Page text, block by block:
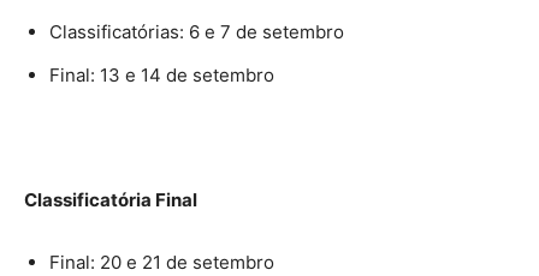
Classificatórias: 6 e 7 de setembro
Final: 13 e 14 de setembro
Classificatória Final
Final: 20 e 21 de setembro